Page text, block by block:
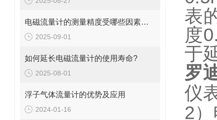
电磁流量计的测量精度受哪些因素影响?
2025-09-01
如何延长电磁流量计的使用寿命?
2025-08-01
浮子气体流量计的优势及应用
2024-01-16
表
度
于
罗
仪
2